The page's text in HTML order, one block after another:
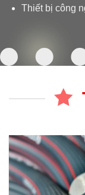
Thiết bị công